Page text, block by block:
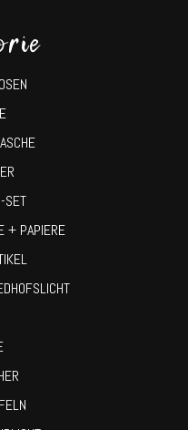
SET
+ PAPIERE